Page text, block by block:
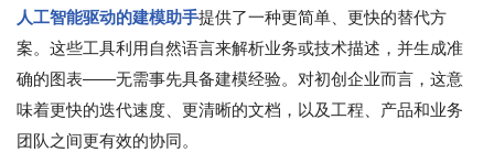
人工智能驱动的建模助手提供了一种更简单、更快的替代方
案。这些工具利用自然语言来解析业务或技术描述，并生成准
确的图表——无需事先具备建模经验。对初创企业而言，这意
味着更快的迭代速度、更清晰的文档，以及工程、产品和业务
团队之间更有效的协同。